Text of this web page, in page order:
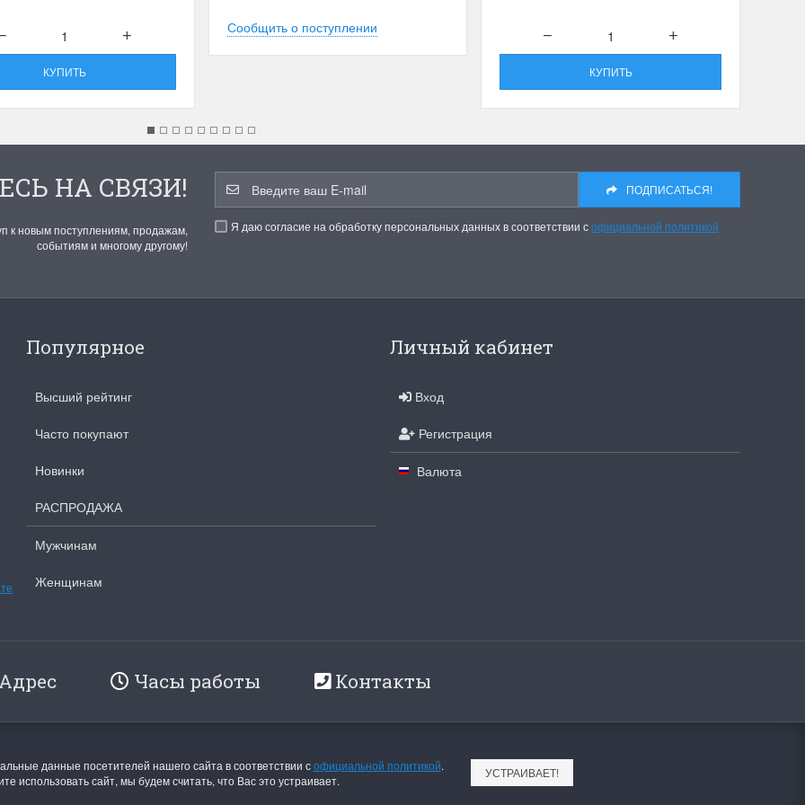
КУПИТЬ
Сообщить о поступлении
КУПИТЬ
НА СВЯЗИ!
к новым поступлениям, продажам,
событиям и многому другому!
ПОДПИСАТЬСЯ!
Я даю согласие на обработку персональных данных в соответствии софициальной политикой
Популярное
Высший рейтинг
Часто покупают
Новинки
РАСПРОДАЖА
Мужчинам
Женщинам
Личный кабинет
Вход
Регистрация
Валюта
Адрес Часы работы Контакты
данные посетителей нашего сайта в соответствии софициальной политикой.
использовать сайт, мы будем считать, что Вас это устраивает.
УСТРАИВАЕТ!